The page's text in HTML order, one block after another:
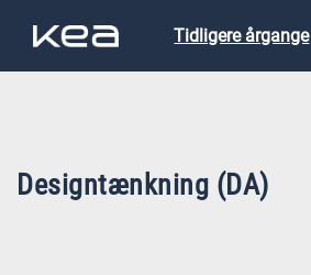
Tidligere årgange
Designtænkning (DA)